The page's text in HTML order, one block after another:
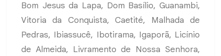
Bom Jesus da Lapa, Dom Basílio, Guanambi,
Vitoria da Conquista, Caetité, Malhada de
Pedras, Ibiassucê, Ibotirama, Igaporã, Licínio
de Almeida, Livramento de Nossa Senhora,